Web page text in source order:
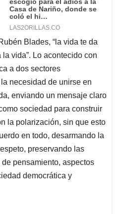
Blades, “la vida te da
vida”. Lo acontecido con
a dos sectores
necesidad de unirse en
enviando un mensaje claro
sociedad para construir
la polarización, sin que esto
en todo, desarmando la
preservando las
pensamiento, aspectos
democrática y